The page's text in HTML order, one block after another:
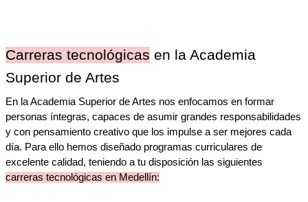
Carreras tecnológicas en la Academia
Superior de Artes
En la Academia Superior de Artes nos enfocamos en formar
personas íntegras, capaces de asumir grandes responsabilidades
y con pensamiento creativo que los impulse a ser mejores cada
día. Para ello hemos diseñado programas curriculares de
carreras tecnológicas en Medellín: